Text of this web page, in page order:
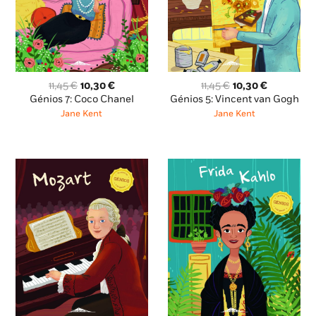
11,45€ O
preço
original
10,30€O
preço
Génios 7: Coco Chanel
Jane Kent
11,45€ O
preço
original
10,30€O
preço
Génios 5: Vincent van Gogh
Jane Kent